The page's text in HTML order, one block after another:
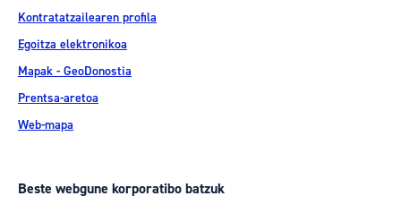
Kontratatzailearen profila
Egoitza elektronikoa
Mapak - GeoDonostia
Prentsa-aretoa
Web-mapa
Beste webgune korporatibo batzuk